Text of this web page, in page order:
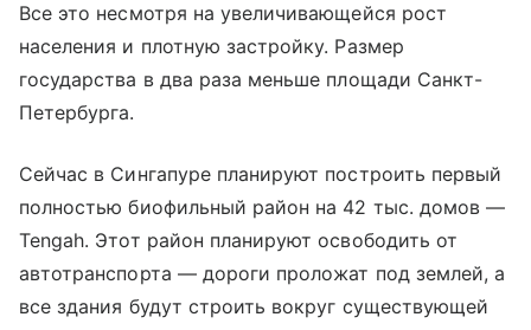
Все это несмотря на увеличивающейся рост
населения и плотную застройку. Размер
государства в два раза меньше площади Санкт-
Петербурга.
Сейчас в Сингапуре планируют построить первый
полностью биофильный район на 42 тыс. домов —
Tengah. Этот район планируют освободить от
автотранспорта — дороги проложат под землей, а
все здания будут строить вокруг существующей